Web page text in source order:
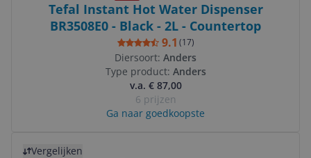
Tefal Instant Hot Water Dispenser
BR3508E0 - Black - 2L - Countertop
9.1 (17)
Diersoort: Anders
Type product: Anders
v.a. € 87,00
6 prijzen
Ga naar goedkoopste
Vergelijken